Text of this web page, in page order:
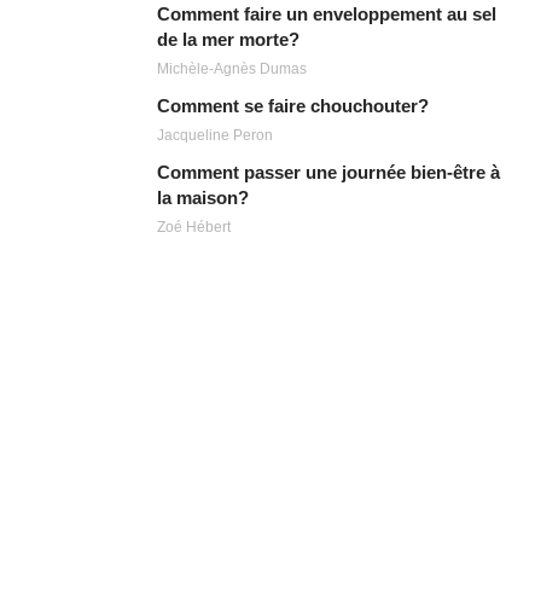
Comment faire un enveloppement au sel
de la mer morte?
Michèle-Agnès Dumas
Comment se faire chouchouter?
Jacqueline Peron
Comment passer une journée bien-être à
la maison?
Zoé Hébert